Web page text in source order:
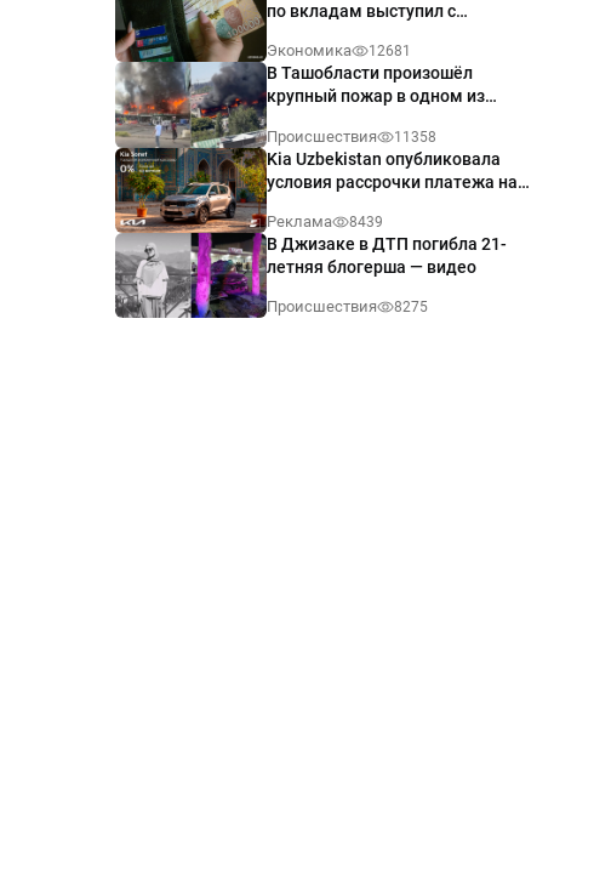
по вкладам выступил с
Экономика 12681
В Ташобласти произошёл
крупный пожар в одном из
Происшествия 11358
Kia Uzbekistan опубликовала
условия рассрочки платежа на
годовых
Реклама 8439
В Джизаке в ДТП погибла 21-
летняя блогерша — видео
Происшествия 8275